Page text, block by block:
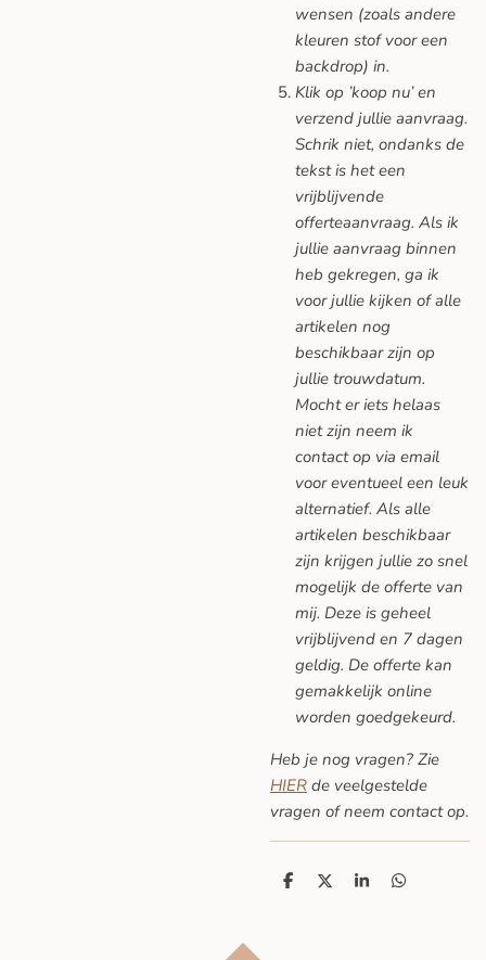
wensen (zoals andere
kleuren stof voor een
backdrop) in.
Klik op ’koop nu’ en
verzend jullie aanvraag.
Schrik niet, ondanks de
tekst is het een
vrijblijvende
offerteaanvraag. Als ik
jullie aanvraag binnen
heb gekregen, ga ik
voor jullie kijken of alle
artikelen nog
beschikbaar zijn op
jullie trouwdatum.
Mocht er iets helaas
niet zijn neem ik
contact op via email
voor eventueel een leuk
alternatief. Als alle
artikelen beschikbaar
zijn krijgen jullie zo snel
mogelijk de offerte van
mij. Deze is geheel
vrijblijvend en 7 dagen
geldig. De offerte kan
gemakkelijk online
worden goedgekeurd.
Heb je nog vragen? Zie
HIER de veelgestelde
vragen of neem contact op.
D
D
S
D